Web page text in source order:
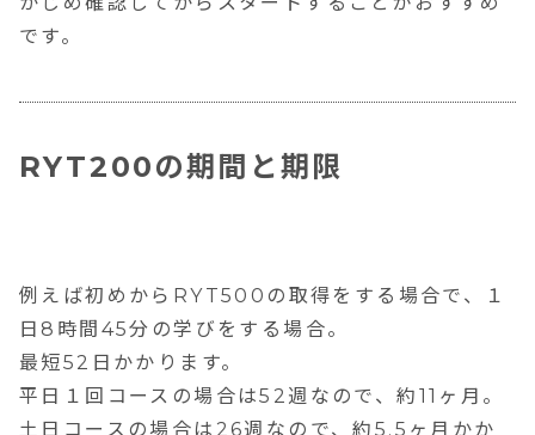
です。
RYT200の期間と期限
例えば初めからRYT500の取得をする場合で、１
日8時間45分の学びをする場合。
最短52日かかります。
平日１回コースの場合は52週なので、約11ヶ月。
土日コースの場合は26週なので、約5.5ヶ月かか